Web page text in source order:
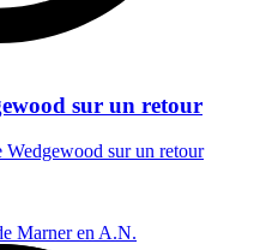
sur un retour
sur un retour